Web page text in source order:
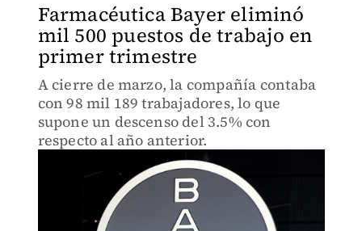
Farmacéutica Bayer eliminó
mil 500 puestos de trabajo en
primer trimestre
A cierre de marzo, la compañía contaba
con 98 mil 189 trabajadores, lo que
supone un descenso del 3.5% con
respecto al año anterior.